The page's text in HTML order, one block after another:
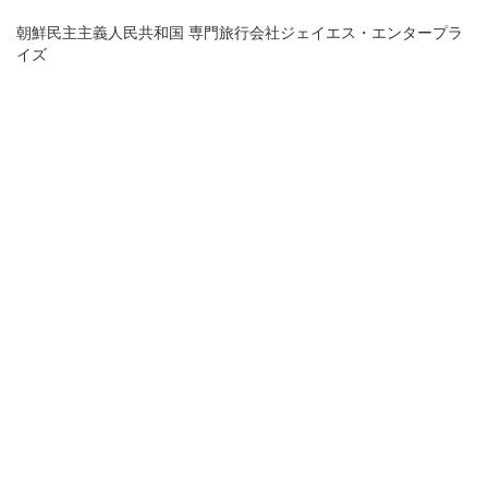
朝鮮民主主義人民共和国 専門旅行会社ジェイエス・エンタープラ
イズ